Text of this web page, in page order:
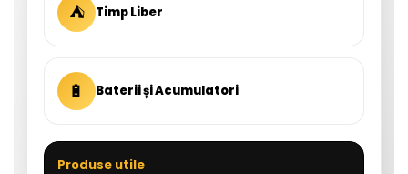
⛺ Timp Liber
🔋 Baterii și Acumulatori
Produse utile